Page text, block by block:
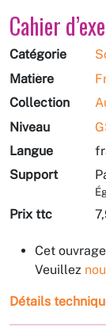
Cahier
Catégorie
Matière
Collection
Niveau
Langue
Support
Prix ttc
Cet
Veuillez
Détails